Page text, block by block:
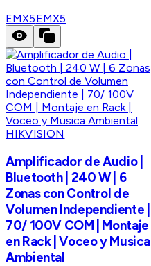
EMX5EMX5
HIKVISION
Amplificador de Audio |
Bluetooth | 240 W | 6
Zonas con Control de
Volumen Independiente |
70/ 100V COM | Montaje
en Rack | Voceo y Musica
Ambiental